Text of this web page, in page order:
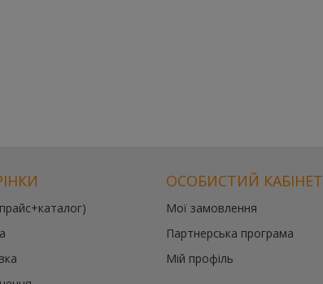
ОСОБИСТИЙ КАБІНЕТ
Мої замовлення
Партнерська програма
Мій профіль